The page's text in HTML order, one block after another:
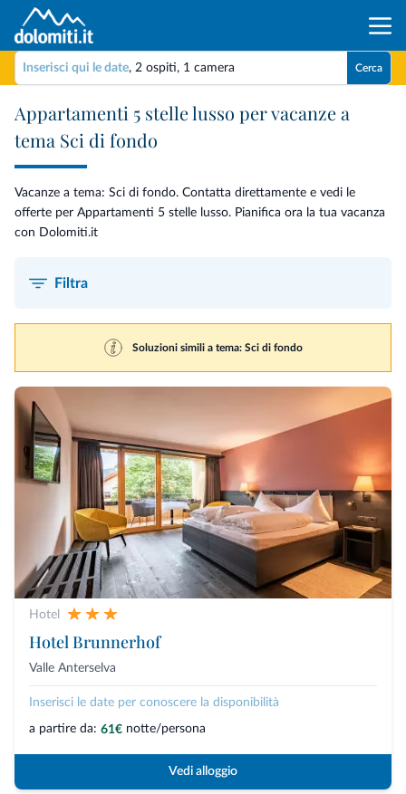
Inserisci qui le date, 2 ospiti, 1 camera Cerca
Appartamenti 5 stelle lusso per vacanze a
tema Sci di fondo
Vacanze a tema: Sci di fondo. Contatta direttamente e vedi le
offerte per Appartamenti 5 stelle lusso. Pianifica ora la tua vacanza
con Dolomiti.it
Filtra
Soluzioni simili a tema: Sci di fondo
Hotel
Hotel Brunnerhof
Valle Anterselva
Inserisci le date per conoscere la disponibilità
a partire da: 61€ notte/persona
Vedi alloggio